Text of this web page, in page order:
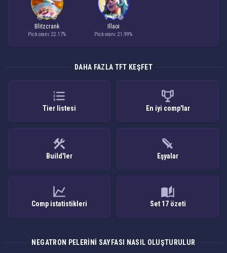
Blitzcrank
Pick oranı: 22.17%
Illaoi
Pick oranı: 21.99%
DAHA FAZLA TFT KEŞFET
Tier listesi En iyi comp'lar
Build'ler Eşyalar
Comp istatistikleri Set 17 özeti
NEGATRON PELERINI SAYFASI NASIL OLUŞTURULUR